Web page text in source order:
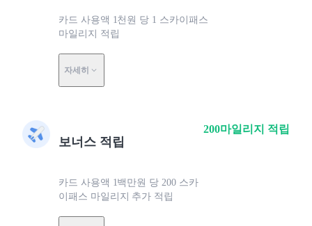
카드 사용액 1천원 당 1 스카이패스
마일리지 적립
자세히
보너스 적립
카드 사용액 1백만원 당 200 스카
이패스 마일리지 추가 적립
200마일리지 적립